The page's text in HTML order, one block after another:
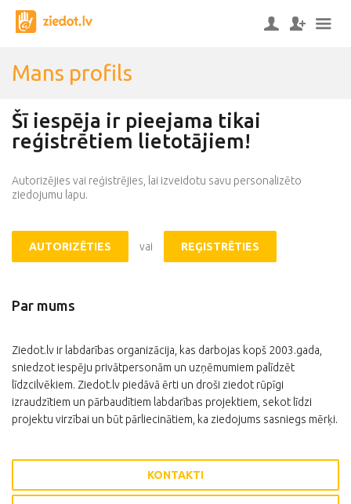
Mans profils
Šī iespēja ir pieejama tikai
reģistrētiem lietotājiem!
Autorizējies vai reģistrējies, lai izveidotu savu personalizēto
ziedojumu lapu.
AUTORIZĒTIES vai REĢISTRĒTIES
Par mums
Ziedot.lv ir labdarības organizācija, kas darbojas kopš 2003.gada,
sniedzot iespēju privātpersonām un uzņēmumiem palīdzēt
līdzcilvēkiem. Ziedot.lv piedāvā ērti un droši ziedot rūpīgi
izraudzītiem un pārbaudītiem labdarības projektiem, sekot līdzi
projektu virzībai un būt pārliecinātiem, ka ziedojums sasniegs mērķi.
KONTAKTI